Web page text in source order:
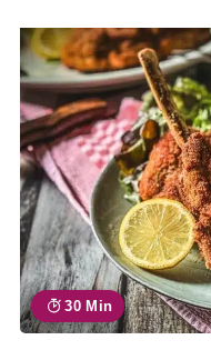
30 Min